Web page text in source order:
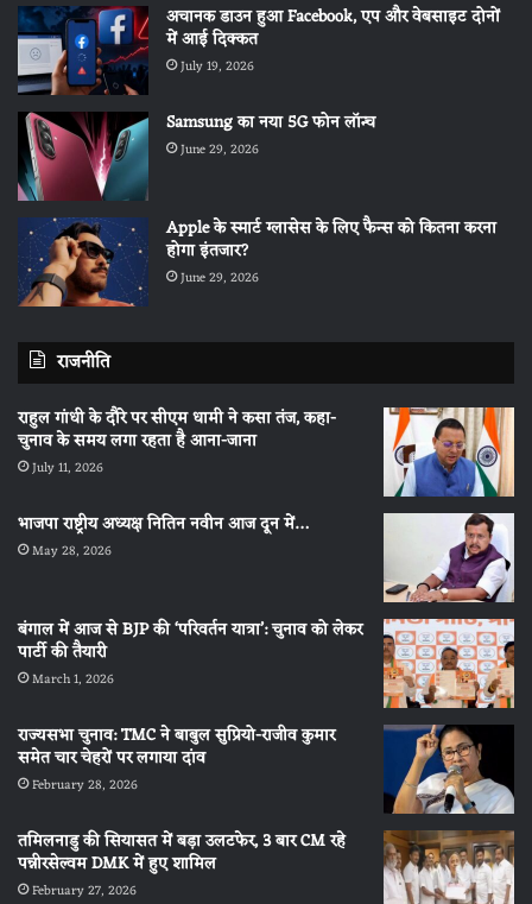
अचानक डाउन हुआ Facebook, एप और वेबसाइट दोनों
में आई दिक्कत
July 19, 2026
Samsung का नया 5G फोन लॉन्च
June 29, 2026
Apple के स्मार्ट ग्लासेस के लिए फैन्स को कितना करना
होगा इंतजार?
June 29, 2026
राजनीति
राहुल गांधी के दौरे पर सीएम धामी ने कसा तंज, कहा-
चुनाव के समय लगा रहता है आना-जाना
July 11, 2026
भाजपा राष्ट्रीय अध्यक्ष नितिन नवीन आज दून में…
May 28, 2026
बंगाल में आज से BJP की ‘परिवर्तन यात्रा’: चुनाव को लेकर
पार्टी की तैयारी
March 1, 2026
राज्यसभा चुनाव: TMC ने बाबुल सुप्रियो-राजीव कुमार
समेत चार चेहरों पर लगाया दांव
February 28, 2026
तमिलनाडु की सियासत में बड़ा उलटफेर, 3 बार CM रहे
पन्नीरसेल्वम DMK में हुए शामिल
February 27, 2026